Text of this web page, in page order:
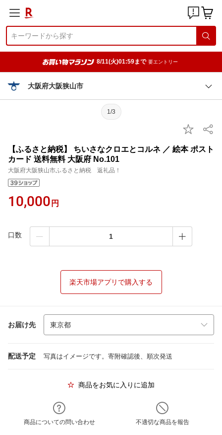
8/11(火)01:59まで 要エントリー
大阪府大阪狭山市
1/3
【ふるさと納税】 ちいさなクロエとコルネ ／ 絵本 ポスト
カード 送料無料 大阪府 No.101
大阪府大阪狭山市ふるさと納税 返礼品！
10,000 円
口数
楽天市場アプリで購入する
お届け先
配送予定 写真はイメージです。寄附確認後、順次発送
商品をお気に入りに追加
商品についての問い合わせ 不適切な商品を報告